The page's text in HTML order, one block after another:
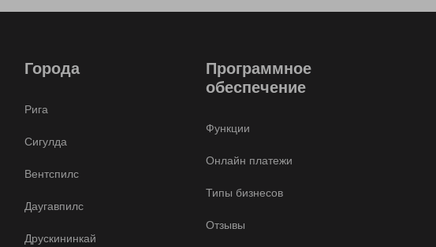
Города
Рига
Сигулда
Вентспилс
Даугавпилс
Друскининкай
Программное
обеспечение
Функции
Онлайн платежи
Типы бизнесов
Отзывы